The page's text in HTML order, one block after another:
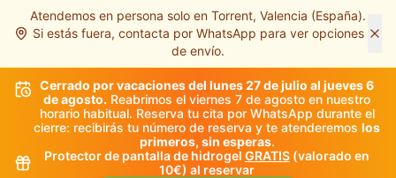
Saltar al contenido principal
Atendemos en persona solo en Torrent, Valencia (España).
Si estás fuera, contacta por WhatsApp para ver opciones
de envío.
Cerrado por vacaciones del lunes 27 de julio al jueves 6
de agosto. Reabrimos el viernes 7 de agosto en nuestro
horario habitual. Reserva tu cita por WhatsApp durante el
cierre: recibirás tu número de reserva y te atenderemos los
primeros, sin esperas.
Protector de pantalla de hidrogel GRATIS (valorado en
10€) al reservar